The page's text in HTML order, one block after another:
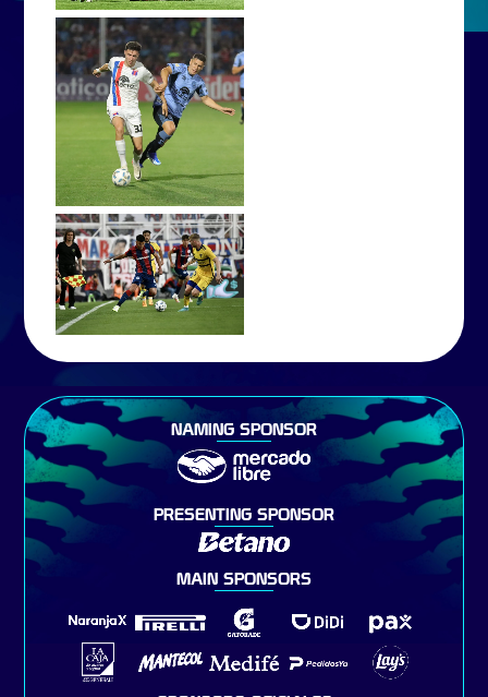
NAMING SPONSOR
PRESENTING SPONSOR
MAIN SPONSORS